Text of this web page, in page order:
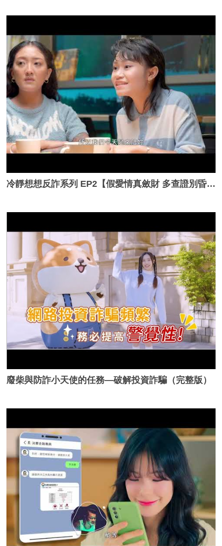
冷靜想想反詐系列 EP2【假愛情真斂財 多查證別昏頭】_完整版
廢柴與防詐小天使的任務—破解投資詐騙（完整版）